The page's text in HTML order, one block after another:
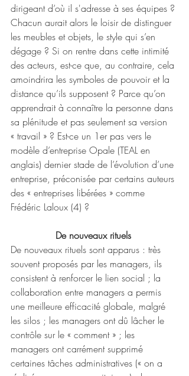
dirigeant d’où il s'adresse à ses équipes ?
Chacun aurait alors le loisir de distinguer
les meubles et objets, le style qui s’en
dégage ? Si on rentre dans cette intimité
des acteurs, est-ce que, au contraire, cela
amoindrira les symboles de pouvoir et la
distance qu’ils supposent ? Parce qu’on
apprendrait à connaître la personne dans
sa plénitude et pas seulement sa version
« travail » ? Est-ce un 1er pas vers le
modèle d’entreprise Opale (TEAL en
anglais) dernier stade de l’évolution d’une
entreprise, préconisée par certains auteurs
des « entreprises libérées » comme
Frédéric Laloux (4) ?
De nouveaux rituels
De nouveaux rituels sont apparus : très
souvent proposés par les managers, ils
consistent à renforcer le lien social ; la
collaboration entre managers a permis
une meilleure efficacité globale, malgré
les silos ; les managers ont dû lâcher le
contrôle sur le « comment » ; les
managers ont carrément supprimé
certaines tâches administratives (« on a